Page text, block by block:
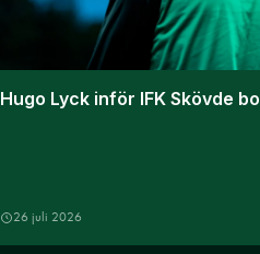
Hugo Lyck inför IFK Skövde
26 juli 2026